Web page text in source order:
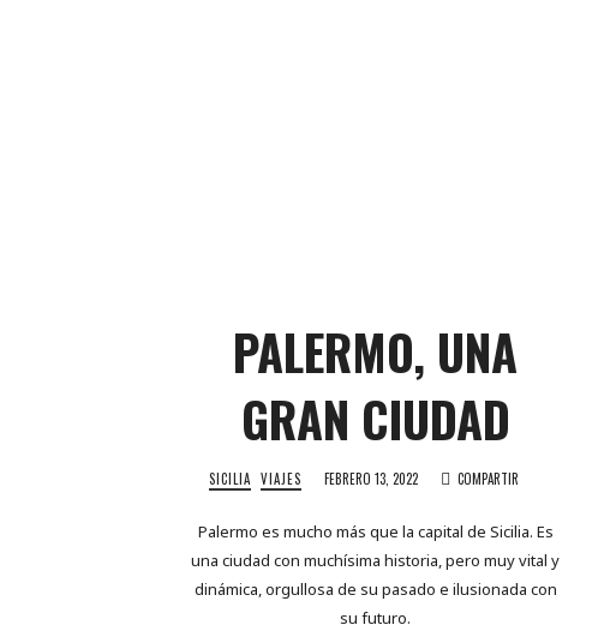
PALERMO, UNA
GRAN CIUDAD
SICILIA VIAJES FEBRERO 13, 2022 COMPARTIR
Palermo es mucho más que la capital de Sicilia. Es
una ciudad con muchísima historia, pero muy vital y
dinámica, orgullosa de su pasado e ilusionada con
su futuro.